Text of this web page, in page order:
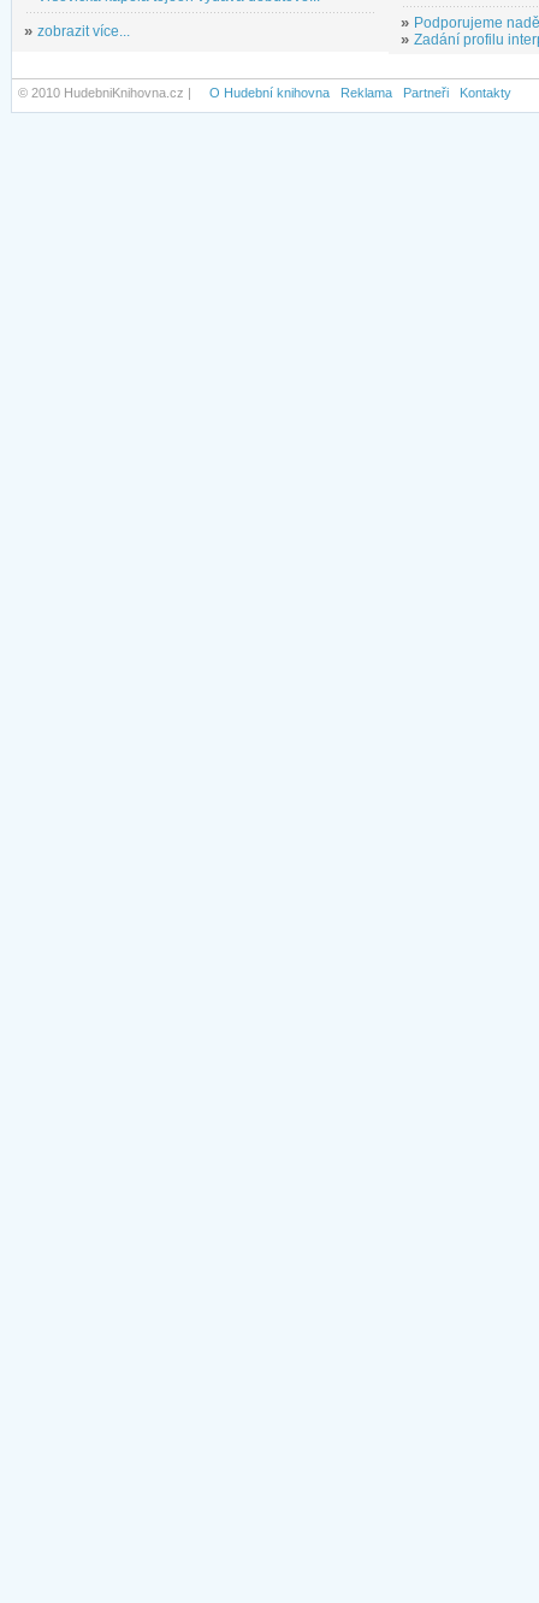
» zobrazit více... » Podporujeme
» Zadání profilu
© 2010 HudebniKnihovna.cz | O Hudební knihovna Reklama Partneři Kontakty